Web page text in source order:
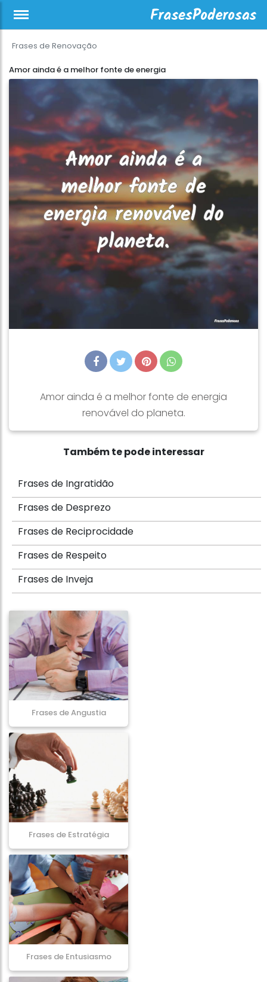
Frases de Renovação
Amor ainda é a melhor fonte de energia
Amor ainda é a melhor fonte de energia
renovável do planeta.
Também te pode interessar
Frases de Ingratidão
Frases de Desprezo
Frases de Reciprocidade
Frases de Respeito
Frases de Inveja
Frases de Angustia
Frases de Estratégia
Frases de Entusiasmo